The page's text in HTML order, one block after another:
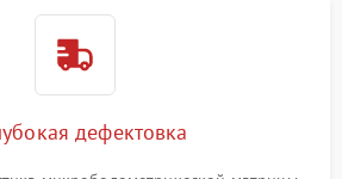
дефектовка